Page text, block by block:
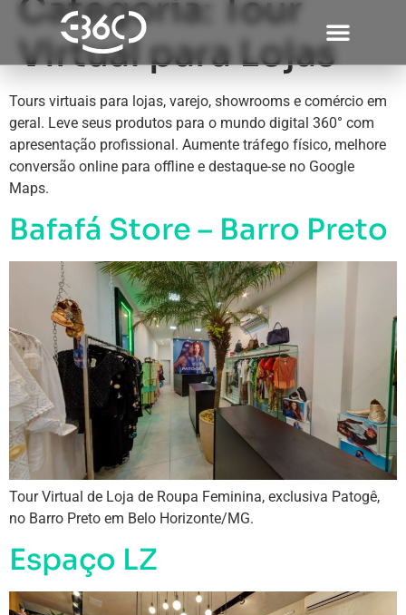
Categoria: Tour
Virtual para Lojas
Tours virtuais para lojas, varejo, showrooms e comércio em
geral. Leve seus produtos para o mundo digital 360° com
apresentação profissional. Aumente tráfego físico, melhore
conversão online para offline e destaque-se no Google
Maps.
Bafafá Store – Barro Preto
Tour Virtual de Loja de Roupa Feminina, exclusiva Patogê,
no Barro Preto em Belo Horizonte/MG.
Espaço LZ